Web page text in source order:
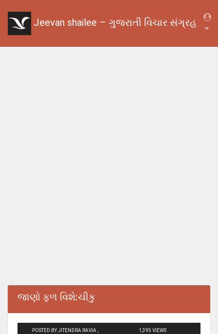
Jeevan shailee – ગુજરાતી વિચાર સંગ્રહ
જાણો ફળ વિશે:ચીકુ
POSTED BY JITENDRA RAVIA ,
1,395 VIEWS